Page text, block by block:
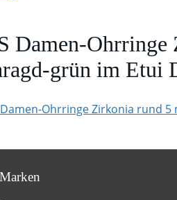
Damen-
grün im Etui